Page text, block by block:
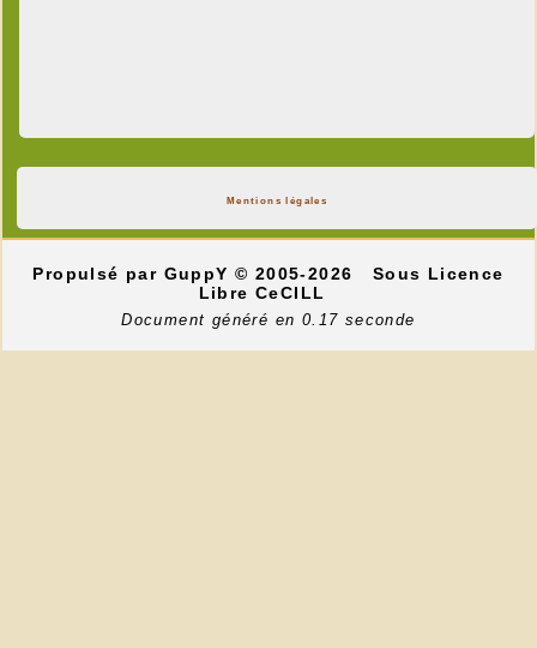
Mentions légales
Propulsé par GuppY© 2005-2026
Sous Licence
Libre CeCILL
Document généré en 0.17 seconde